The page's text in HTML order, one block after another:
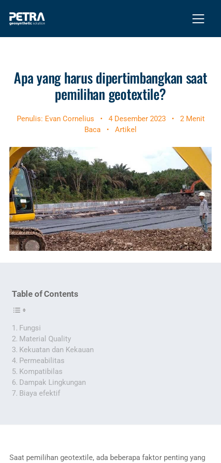
Apa yang harus dipertimbangkan saat
pemilihan geotextile?
Penulis: Evan Cornelius • 4 Desember 2023 •
2 Menit
Baca
• Artikel
Table of Contents
Fungsi
Material Quality
Kekuatan dan Kekauan
Permeabilitas
Kompatibilas
Dampak Lingkungan
Biaya efektif
Saat pemilihan geotextile, ada beberapa faktor penting yang